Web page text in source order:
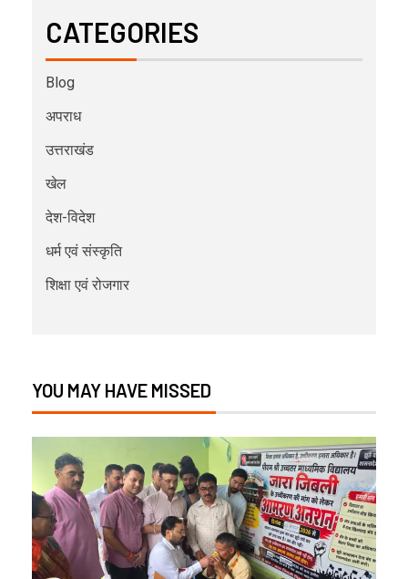
CATEGORIES
Blog
अपराध
उत्तराखंड
खेल
देश-विदेश
धर्म एवं संस्कृति
शिक्षा एवं रोजगार
YOU MAY HAVE MISSED